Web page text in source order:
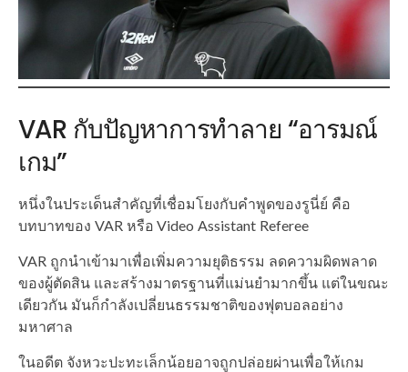
VAR กับปัญหาการทำลาย “อารมณ์
เกม”
หนึ่งในประเด็นสำคัญที่เชื่อมโยงกับคำพูดของรูนี่ย์ คือ
บทบาทของ VAR หรือ Video Assistant Referee
VAR ถูกนำเข้ามาเพื่อเพิ่มความยุติธรรม ลดความผิดพลาด
ของผู้ตัดสิน และสร้างมาตรฐานที่แม่นยำมากขึ้น แต่ในขณะ
เดียวกัน มันก็กำลังเปลี่ยนธรรมชาติของฟุตบอลอย่าง
มหาศาล
ในอดีต จังหวะปะทะเล็กน้อยอาจถูกปล่อยผ่านเพื่อให้เกม